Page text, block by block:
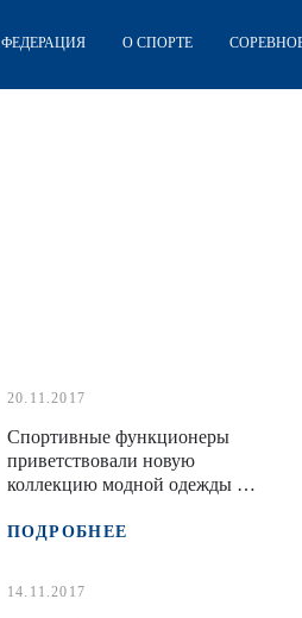
ФЕДЕРАЦИЯ О СПОРТЕ
20.11.2017
Спортивные функционеры
приветствовали новую
коллекцию модной одежды от
ПОДРОБНЕЕ
14.11.2017